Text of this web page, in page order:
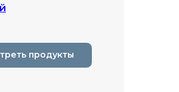
продукты